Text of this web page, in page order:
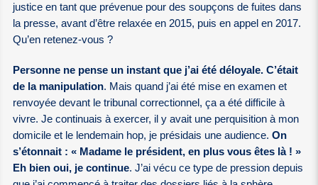
justice en tant que prévenue pour des soupçons de fuites dans
la presse, avant d’être relaxée en 2015, puis en appel en 2017.
Qu’en retenez-vous ?
Personne ne pense un instant que j’ai été déloyale. C’était
de la manipulation. Mais quand j’ai été mise en examen et
renvoyée devant le tribunal correctionnel, ça a été difficile à
vivre. Je continuais à exercer, il y avait une perquisition à mon
domicile et le lendemain hop, je présidais une audience.On
s’étonnait : « Madame le président, en plus vous êtes là ! »
Eh bien oui, je continue. J’ai vécu ce type de pression depuis